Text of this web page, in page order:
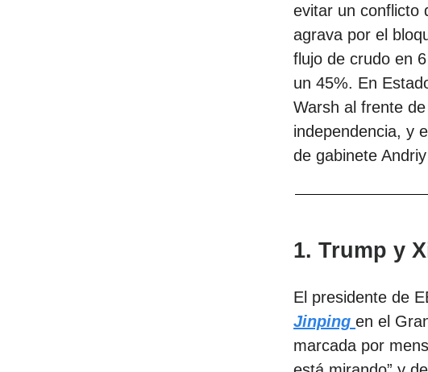
evitar un conflicto
agrava por el
flujo de crudo en
un 45%. En
Warsh al frente
independencia, y
de gabinete
1. Trump y
El presidente de
Jinping en el
marcada por